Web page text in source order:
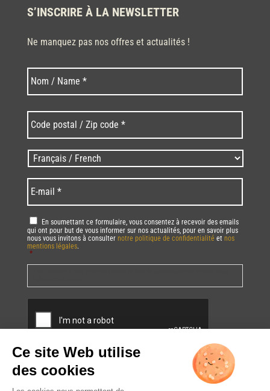
S’INSCRIRE À LA NEWSLETTER
Ne manquez pas nos offres et actualités !
Nom * Nom
postal
/
Zip
code
* *
Langues
/
Language *
mail *
RGPD *
En soumettant ce formulaire, vous consentez à recevoir des emails
qui ont pour but de vous informer sur nos actualités, pour en savoir plus
nous vous invitons à consulter notre politique de confidentialité et nos
mentions légales.
*